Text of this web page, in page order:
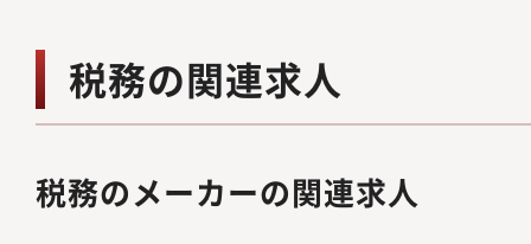
税務の関連求人
税務のメーカーの関連求人